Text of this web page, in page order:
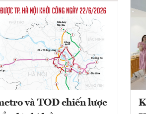
và TOD chiến lược